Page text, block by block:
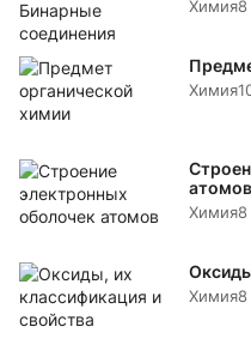
Химия8
Химия
атомов
Химия8
Химия8